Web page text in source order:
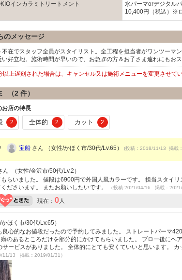
インカラミトリートメント
水パーマorデジタル
10,400円（税込）※
のメッセージ
在でスタッフ全員がスタイリスト。全工程を担当者がワンツーマ
好立地。施術時間が早いので、お急ぎの方＆お子さま連れにもおス
以上遅刻された場合は、キャンセル又は施術メニューを変更させて
（2 件）
お店の特長
2 全体的 2 カット 2
宝船 さん （女性/かほく市/30代/Lv.65） (投稿：2018/11/13 掲載
ん （女性/金沢市/50代/Lv.2）
らいました。 値段は6900円で外国人風カラーです。 担当スタイ
ださいます。 またお願いしたいです。
（投稿:2021/04/16 掲載：2021/
現在： 0 人
ほく市/30代/Lv.65）
良心的なお値段だったので予約してみました。 ストレートパーマ
のあるところだけを部分的にかけてもらいました。 ブロー後にヘ
サービスがありました。 全体的にとても安くていいと思います。
11/13 掲載：2019/01/31）